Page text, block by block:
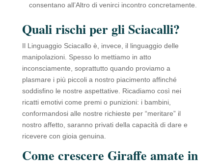
consentano all’Altro di venirci incontro concretamente.
Quali rischi per gli Sciacalli?
Il Linguaggio Sciacallo è, invece, il linguaggio delle
manipolazioni. Spesso lo mettiamo in atto
inconsciamente, soprattutto quando proviamo a
plasmare i più piccoli a nostro piacimento affinché
soddisfino le nostre aspettative. Ricadiamo così nei
ricatti emotivi come premi o punizioni: i bambini,
conformandosi alle nostre richieste per “meritare” il
nostro affetto, saranno privati della capacità di dare e
ricevere con gioia genuina.
Come crescere Giraffe amate in